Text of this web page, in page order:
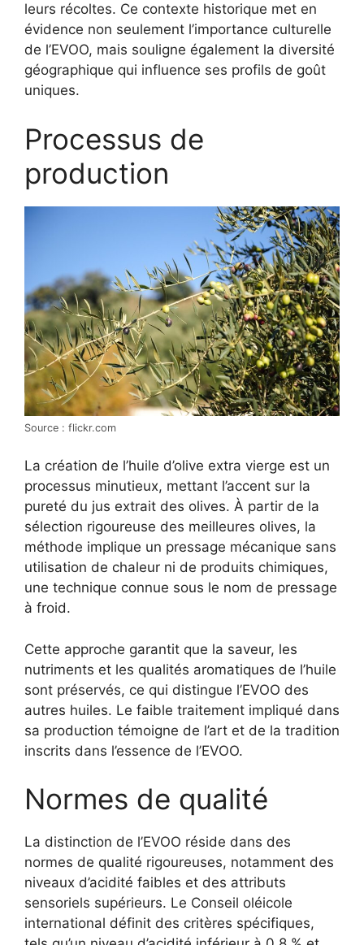
leurs récoltes. Ce contexte historique met en
évidence non seulement l’importance culturelle
de l’EVOO, mais souligne également la diversité
géographique qui influence ses profils de goût
uniques.
Processus de
production
Source : flickr.com
La création de l’huile d’olive extra vierge est un
processus minutieux, mettant l’accent sur la
pureté du jus extrait des olives. À partir de la
sélection rigoureuse des meilleures olives, la
méthode implique un pressage mécanique sans
utilisation de chaleur ni de produits chimiques,
une technique connue sous le nom de pressage
à froid.
Cette approche garantit que la saveur, les
nutriments et les qualités aromatiques de l’huile
sont préservés, ce qui distingue l’EVOO des
autres huiles. Le faible traitement impliqué dans
sa production témoigne de l’art et de la tradition
inscrits dans l’essence de l’EVOO.
Normes de qualité
La distinction de l’EVOO réside dans des
normes de qualité rigoureuses, notamment des
niveaux d’acidité faibles et des attributs
sensoriels supérieurs. Le Conseil oléicole
international définit des critères spécifiques,